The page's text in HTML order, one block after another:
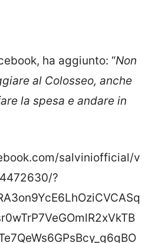
ha aggiunto: “Non
al Colosseo, anche
la spesa e andare in
salviniofficial/v
?